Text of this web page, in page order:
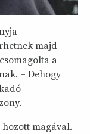
majd
a
– Dehogy
magával.